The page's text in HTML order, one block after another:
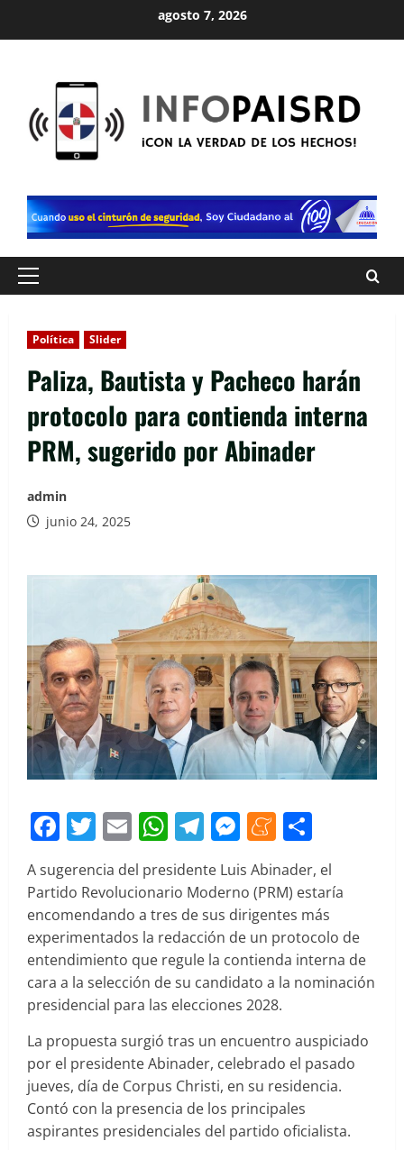
agosto 7, 2026
Menú
Política Slider
Paliza, Bautista y Pacheco harán
protocolo para contienda interna
PRM, sugerido por Abinader
admin
junio 24, 2025
Facebook
Twitter
EmailWhatsApp
Telegram
Messenger
A sugerencia del presidente Luis Abinader, el
Partido Revolucionario Moderno (PRM) estaría
encomendando a tres de sus dirigentes más
experimentados la redacción de un protocolo de
entendimiento que regule la contienda interna de
cara a la selección de su candidato a la nominación
presidencial para las elecciones 2028.
La propuesta surgió tras un encuentro auspiciado
por el presidente Abinader, celebrado el pasado
jueves, día de Corpus Christi, en su residencia.
Contó con la presencia de los principales
aspirantes presidenciales del partido oficialista.